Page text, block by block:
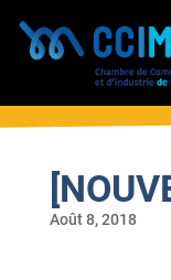
Août 8, 2018